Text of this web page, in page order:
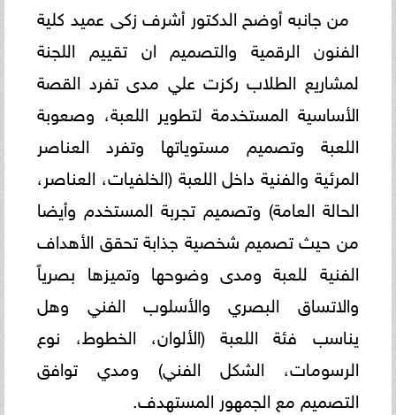
من جانبه أوضح الدكتور أشرف زكى عميد كلية
الفنون الرقمية والتصميم ان تقييم اللجنة
لمشاريع الطلاب ركزت علي مدى تفرد القصة
الأساسية المستخدمة لتطوير اللعبة، وصعوبة
اللعبة وتصميم مستوياتها وتفرد العناصر
المرئية والفنية داخل اللعبة (الخلفيات، العناصر،
الحالة العامة) وتصميم تجربة المستخدم وأيضا
من حيث تصميم شخصية جذابة تحقق الأهداف
الفنية للعبة ومدى وضوحها وتميزها بصرياً
والاتساق البصري والأسلوب الفني وهل
يناسب فئة اللعبة (الألوان، الخطوط، نوع
الرسومات، الشكل الفني) ومدي توافق
التصميم مع الجمهور المستهدف.